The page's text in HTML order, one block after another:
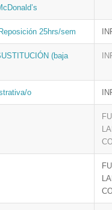
25hrs/sem
(baja
o